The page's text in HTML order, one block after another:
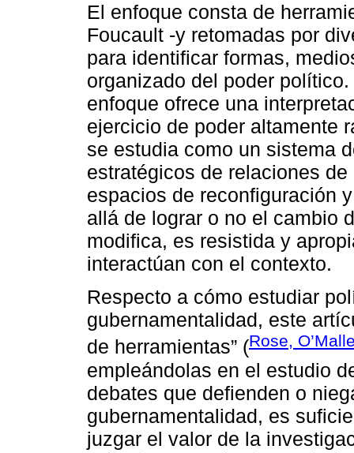
El enfoque consta de
Foucault -y retomadas por
para identificar formas,
organizado del poder
enfoque ofrece una
ejercicio de poder altamente
se estudia como un sistema
estratégicos de relaciones
espacios de reconfiguración
allá de lograr o no el cambio
modifica, es resistida y
interactúan con el contexto.
Respecto a cómo estudiar
gubernamentalidad, este
de herramientas” (Rose,
empleándolas en el estudio
debates que defienden o
gubernamentalidad, es
juzgar el valor de la